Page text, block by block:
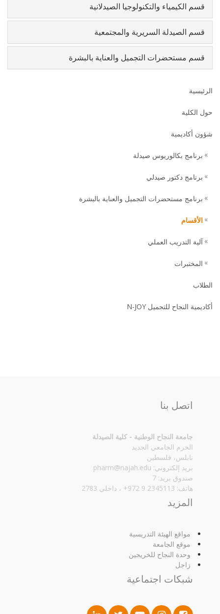
قسم الكيمياء والتكنولوجيا الصيدلانية
قسم الصيدلة السريرية والمجتمعية
قسم مستحضرات التجميل والعناية بالبشرة
الرئيسية
حول الكلية
شؤون أكاديمية
برنامج بكالوريوس صيدلة
برنامج دكتور صيدلي
برنامج مستحضرات التجميل والعناية بالبشرة
الأقسام
آلية التدريب العملي
المختبرات
الطلاب
أكاديمية النجاح للتجميل N-JOY
اتصل بنا
جامعة النجاح الوطنية - كلية الصيدلة
الحرم الجامعي الجديد
نابلس، فلسطين
بريد إلكتروني: pharm@najah.edu
صندوق بريد: 7
هاتف: 2345113 9 972+ ، داخلي 2783
المزيد
مواقع الهيئة التدريسية
موقع الجامعة
وحدة النجاح للخريجين
زاجل
شبكات اجتماعية